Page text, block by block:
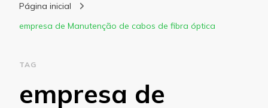
Página inicial
empresa de Manutenção de cabos de fibra óptica
TAG
empresa de